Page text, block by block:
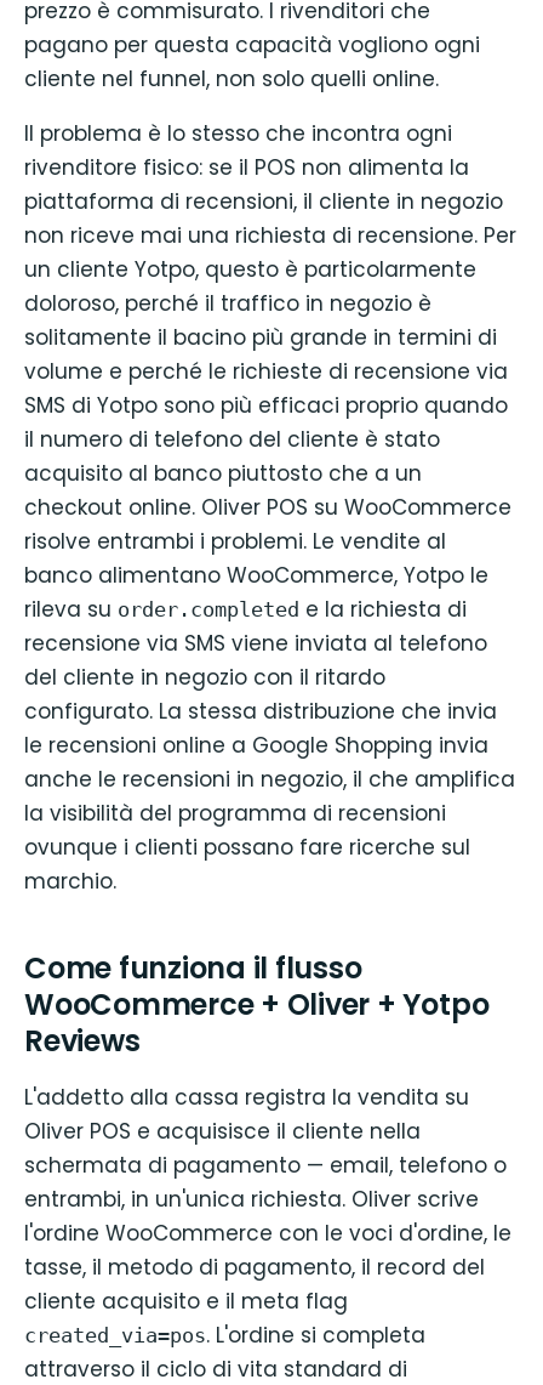
prezzo è commisurato. I rivenditori che
pagano per questa capacità vogliono ogni
cliente nel funnel, non solo quelli online.
Il problema è lo stesso che incontra ogni
rivenditore fisico: se il POS non alimenta la
piattaforma di recensioni, il cliente in negozio
non riceve mai una richiesta di recensione. Per
un cliente Yotpo, questo è particolarmente
doloroso, perché il traffico in negozio è
solitamente il bacino più grande in termini di
volume e perché le richieste di recensione via
SMS di Yotpo sono più efficaci proprio quando
il numero di telefono del cliente è stato
acquisito al banco piuttosto che a un
checkout online. Oliver POS su WooCommerce
risolve entrambi i problemi. Le vendite al
banco alimentano WooCommerce, Yotpo le
rileva su order.completed e la richiesta di
recensione via SMS viene inviata al telefono
del cliente in negozio con il ritardo
configurato. La stessa distribuzione che invia
le recensioni online a Google Shopping invia
anche le recensioni in negozio, il che amplifica
la visibilità del programma di recensioni
ovunque i clienti possano fare ricerche sul
marchio.
Come funziona il flusso
WooCommerce + Oliver + Yotpo
Reviews
L'addetto alla cassa registra la vendita su
Oliver POS e acquisisce il cliente nella
schermata di pagamento — email, telefono o
entrambi, in un'unica richiesta. Oliver scrive
l'ordine WooCommerce con le voci d'ordine, le
tasse, il metodo di pagamento, il record del
cliente acquisito e il meta flag
created_via=pos. L'ordine si completa
attraverso il ciclo di vita standard di